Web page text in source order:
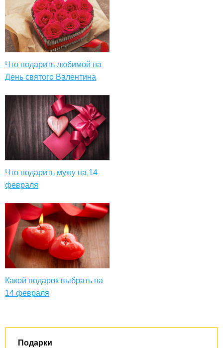
Что подарить любимой на
День святого Валентина
Что подарить мужу на 14
февраля
Какой подарок выбрать на
14 февраля
Подарки